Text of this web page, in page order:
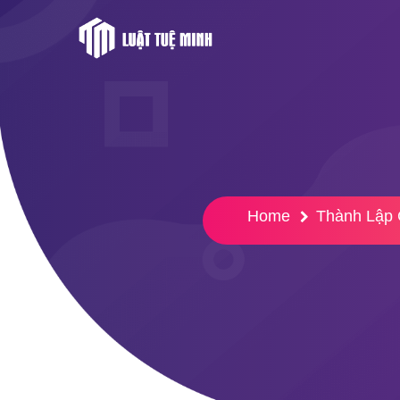
Home Thành Lập